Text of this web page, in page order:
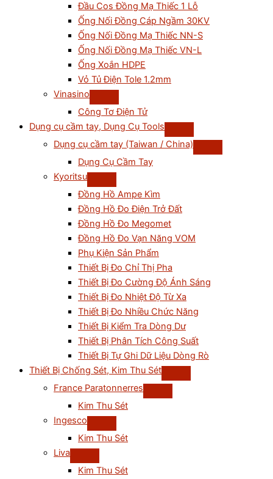
Đầu Cos Đồng Mạ Thiếc 1 Lỗ
Ống Nối Đồng Cáp Ngầm 30KV
Ống Nối Đồng Mạ Thiếc NN-S
Ống Nối Đồng Mạ Thiếc VN-L
Ống Xoắn HDPE
Vỏ Tủ Điện Tole 1.2mm
Vinasino
Công Tơ Điện Tử
Dụng cụ cầm tay, Dụng Cụ Tools
Dụng cụ cầm tay (Taiwan / China)
Dụng Cụ Cầm Tay
Kyoritsu
Đồng Hồ Ampe Kìm
Đồng Hồ Đo Điện Trở Đất
Đồng Hồ Đo Megomet
Đồng Hồ Đo Vạn Năng VOM
Phụ Kiện Sản Phẩm
Thiết Bị Đo Chỉ Thị Pha
Thiết Bị Đo Cường Độ Ánh Sáng
Thiết Bị Đo Nhiệt Độ Từ Xa
Thiết Bị Đo Nhiều Chức Năng
Thiết Bị Kiểm Tra Dòng Dư
Thiết Bị Phân Tích Công Suất
Thiết Bị Tự Ghi Dữ Liệu Dòng Rò
Thiết Bị Chống Sét, Kim Thu Sét
France Paratonnerres
Kim Thu Sét
Ingesco
Kim Thu Sét
Liva
Kim Thu Sét